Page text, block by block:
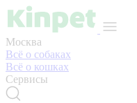
Москва
Всё о собаках
Всё о кошках
Сервисы